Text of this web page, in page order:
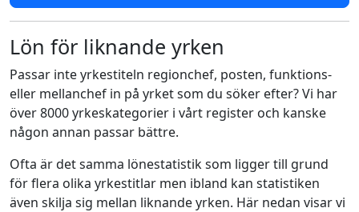
Lön för liknande yrken
Passar inte yrkestiteln regionchef, posten, funktions-
eller mellanchef in på yrket som du söker efter? Vi har
över 8000 yrkeskategorier i vårt register och kanske
någon annan passar bättre.
Ofta är det samma lönestatistik som ligger till grund
för flera olika yrkestitlar men ibland kan statistiken
även skilja sig mellan liknande yrken. Här nedan visar vi